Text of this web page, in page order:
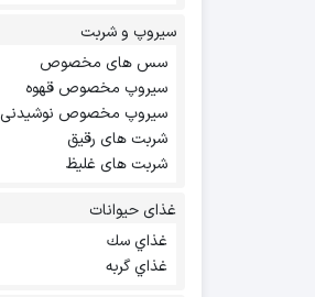
سیروپ و شربت
سس های مخصوص
سیروپ مخصوص قهوه
سیروپ مخصوص نوشیدنی
شربت های رقیق
شربت های غلیظ
غذای حیوانات
غذاي سك
غذاي گربه